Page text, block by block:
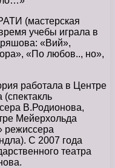
(мастерская
учебы играла в
«Вий»,
«По любов.., но»,
работала в Центре
В.Родионова,
Мейерхольда
режиссера
С 2007 года
театра